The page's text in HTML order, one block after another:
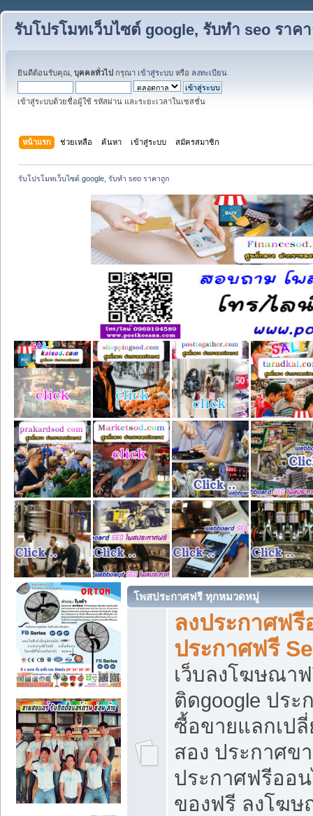
รับโปรโมทเว็บไซต์ google, รับทำ seo ราค
ยินดีต้อนรับคุณ, บุคคลทั่วไป กรุณา เข้าสู่ระบบ หรือ ลงทะเบียน
เข้าสู่ระบบด้วยชื่อผู้ใช้ รหัสผ่าน และระยะเวลาในเซสชั่น
หน้าแรก ช่วยเหลือ ค้นหา เข้าสู่ระบบ สมัครสมาชิก
รับโปรโมทเว็บไซต์ google, รับทำ seo ราคาถูก
โพสประกาศฟรี ทุกหมวดหมู่
ลงประกาศฟ
ประกาศฟรี
เว็บลงโฆษณา
ติดgoogle ปร
ซื้อขายแลกเป
สอง ประกาศข
ประกาศฟรีออ
ของฟรี ลงโฆ